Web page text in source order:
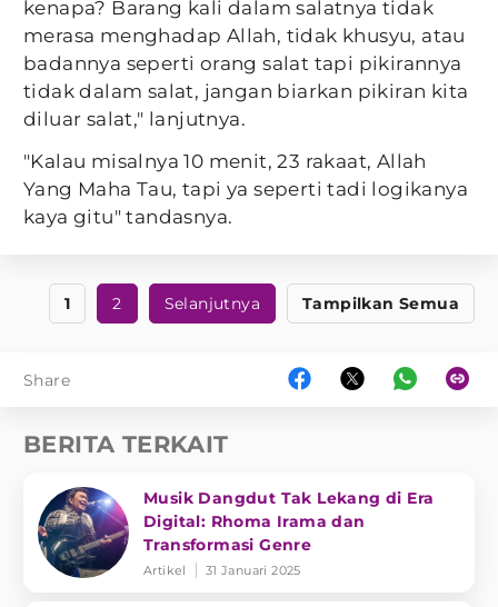
kenapa? Barang kali dalam salatnya tidak
merasa menghadap Allah, tidak khusyu, atau
badannya seperti orang salat tapi pikirannya
tidak dalam salat, jangan biarkan pikiran kita
diluar salat," lanjutnya.
"Kalau misalnya 10 menit, 23 rakaat, Allah
Yang Maha Tau, tapi ya seperti tadi logikanya
kaya gitu" tandasnya.
1 2 Selanjutnya Tampilkan Semua
Share
BERITA TERKAIT
Musik Dangdut Tak Lekang di Era
Digital: Rhoma Irama dan
Transformasi Genre
Artikel 31 Januari 2025